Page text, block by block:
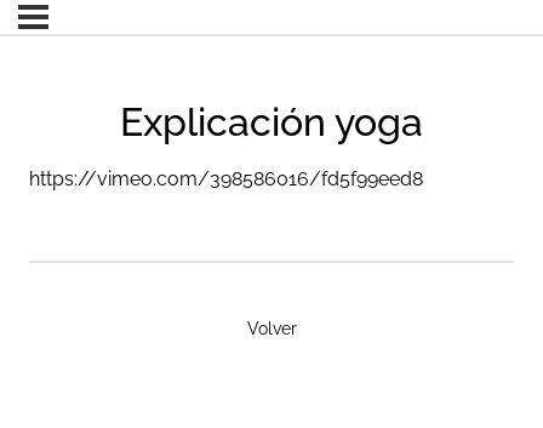
Explicación yoga
https://vimeo.com/398586016/fd5f99eed8
Volver